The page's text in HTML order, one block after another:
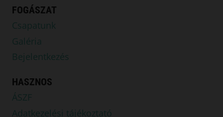
FOGÁSZAT
Csapatunk
Galéria
Bejelentkezés
HASZNOS
ÁSZF
Adatkezelési tájékoztató